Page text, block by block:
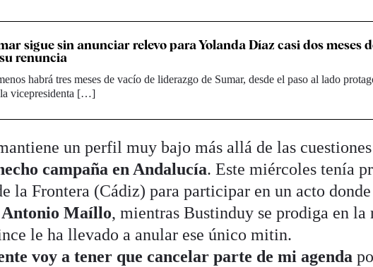
sigue sin anunciar relevo para Yolanda Díaz casi dos meses
renuncia
habrá tres meses de vacío de liderazgo de Sumar, desde el paso al lado
vicepresidenta […]
un perfil muy bajo más allá de las cuestiones
campaña en Andalucía. Este miércoles tenía
la Frontera (Cádiz) para participar en un acto
Antonio Maíllo, mientras Bustinduy se prodiga en la
le ha llevado a anular ese único mitin.
voy a tener que cancelar parte de mi agenda